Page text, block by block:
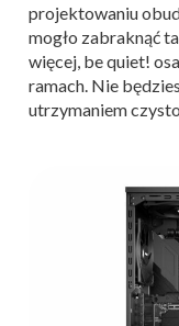
projektowaniu
mogło zabraknąć
więcej, be quiet!
ramach. Nie
utrzymaniem